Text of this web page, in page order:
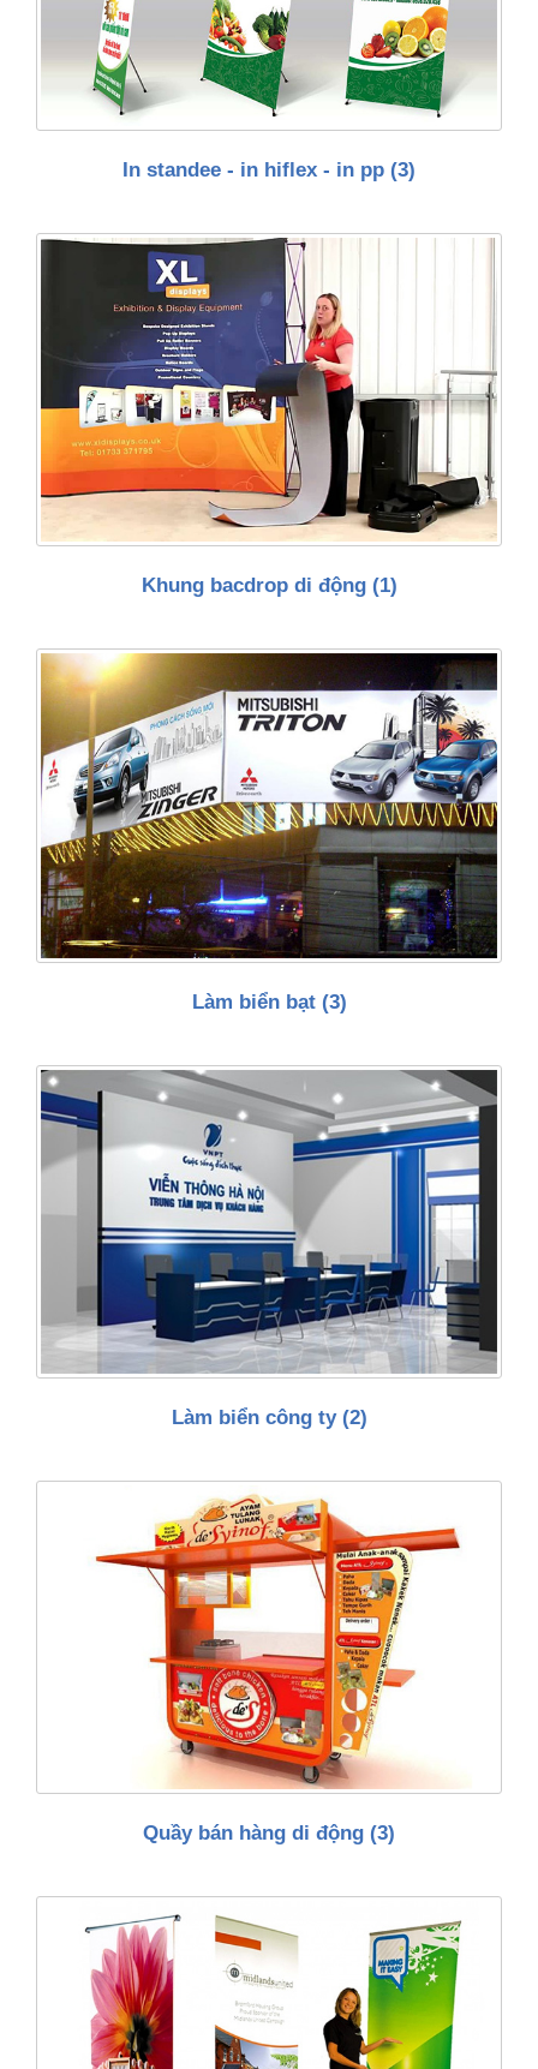
In standee - in hiflex - in pp (3)
Khung bacdrop di động (1)
Làm biển bạt (3)
Làm biển công ty (2)
Quầy bán hàng di động (3)